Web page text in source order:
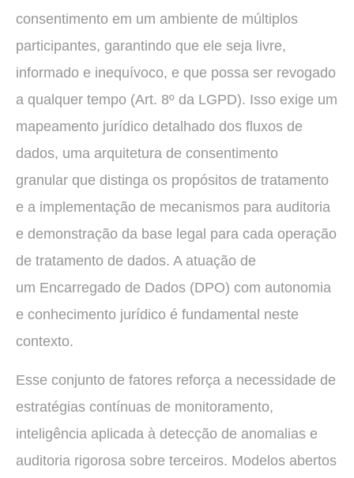
consentimento em um ambiente de múltiplos
participantes, garantindo que ele seja livre,
informado e inequívoco, e que possa ser revogado
a qualquer tempo (Art. 8º da LGPD). Isso exige um
mapeamento jurídico detalhado dos fluxos de
dados, uma arquitetura de consentimento
granular que distinga os propósitos de tratamento
e a implementação de mecanismos para auditoria
e demonstração da base legal para cada operação
de tratamento de dados. A atuação de
um Encarregado de Dados (DPO) com autonomia
e conhecimento jurídico é fundamental neste
contexto.
Esse conjunto de fatores reforça a necessidade de
estratégias contínuas de monitoramento,
inteligência aplicada à detecção de anomalias e
auditoria rigorosa sobre terceiros. Modelos abertos